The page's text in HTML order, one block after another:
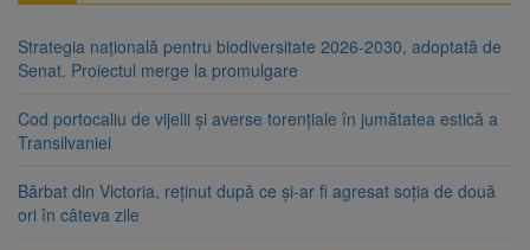
Strategia națională pentru biodiversitate 2026-2030, adoptată de
Senat. Proiectul merge la promulgare
Cod portocaliu de vijelii și averse torențiale în jumătatea estică a
Transilvaniei
Bărbat din Victoria, reținut după ce și-ar fi agresat soția de două
ori în câteva zile